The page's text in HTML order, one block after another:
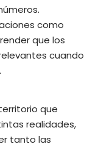
como
que los
cuando
que
realidades,
tanto las